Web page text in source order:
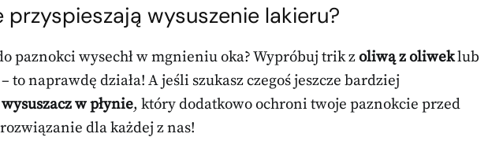
wysuszenie lakieru?
paznokci wysechł w mgnieniu oka? Wypróbuj trik zoliwą z oliweklub
to naprawdę działa! A jeśli szukasz czegoś jeszcze bardziej
wysuszacz w płynie, który dodatkowo ochroni twoje paznokcie przed
dla każdej z nas!